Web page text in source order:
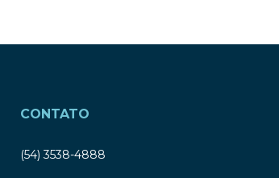
CONTATO
(54) 3538-4888